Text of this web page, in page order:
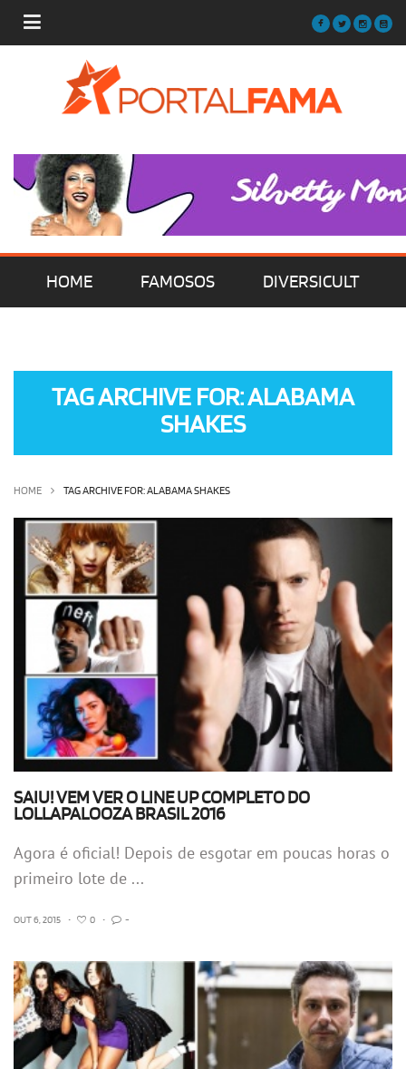
HOME FAMOSOS DIVERSICULT
OLHA ISSO! EU QUERO!
TAG ARCHIVE FOR: ALABAMA
SHAKES
HOME TAG ARCHIVE FOR: ALABAMA SHAKES
SAIU! VEM VER O LINE UP COMPLETO DO
LOLLAPALOOZA BRASIL 2016
Agora é oficial! Depois de esgotar em poucas horas o
primeiro lote de ...
OUT 6, 2015 • 0 • -